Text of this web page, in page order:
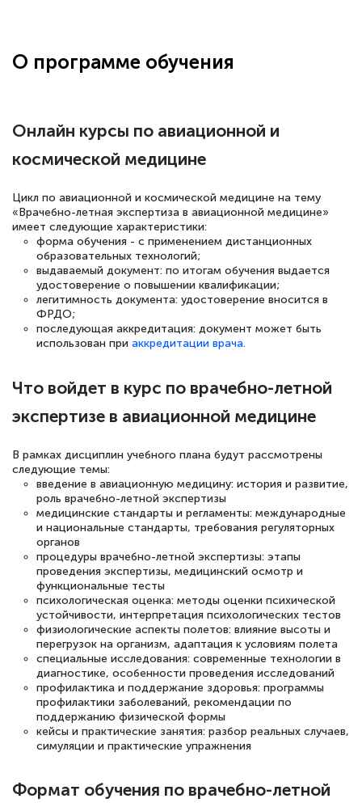
большое количество методических
Знаток города 5 уровня
18 марта 2026
Выражаю благодарность за курс
повышения квалификации "Эксперт ЕГЭ по
русскому языку и литературе". Много
полезных материалов помогли
книги, методические рекомендации,
достаточно. Курс помогает пройти
аттестацию в школе. Спасибо!
Евгения Коротких
Знаток города 2 уровня
12 марта 2026
Спасибо большое Академии! Грамотное,
вежливое сопровождение! Всё чётко и
понятно! Проходила повышение
квалификации. Ещё раз - СПАСИБО!
Елена Петрикс
О программе обучения
Онлайн курсы по авиационной и
космической медицине
Цикл по авиационной и космической медицине на тему
«Врачебно-летная экспертиза в авиационной медицине»
имеет следующие характеристики:
форма обучения - с применением дистанционных
образовательных технологий;
выдаваемый документ: по итогам обучения выдается
удостоверение о повышении квалификации;
легитимность документа: удостоверение вносится в
ФРДО;
последующая аккредитация: документ может быть
использован при аккредитации врача.
Что войдет в курс по врачебно-летной
экспертизе в авиационной медицине
В рамках дисциплин учебного плана будут рассмотрены
следующие темы:
введение в авиационную медицину: история и развитие,
роль врачебно-летной экспертизы
медицинские стандарты и регламенты: международные
и национальные стандарты, требования регуляторных
органов
процедуры врачебно-летной экспертизы: этапы
проведения экспертизы, медицинский осмотр и
функциональные тесты
психологическая оценка: методы оценки психической
устойчивости, интерпретация психологических тестов
физиологические аспекты полетов: влияние высоты и
перегрузок на организм, адаптация к условиям полета
специальные исследования: современные технологии в
диагностике, особенности проведения исследований
профилактика и поддержание здоровья: программы
профилактики заболеваний, рекомендации по
поддержанию физической формы
кейсы и практические занятия: разбор реальных случаев,
симуляции и практические упражнения
Формат обучения по врачебно-летной